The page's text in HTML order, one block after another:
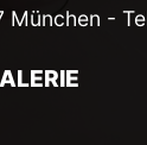
München -